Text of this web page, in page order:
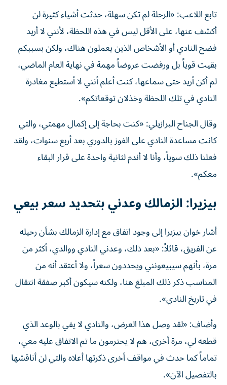
تابع اللاعب: «الرحلة لم تكن سهلة، حدثت أشياء كثيرة لن
أكشف عنها، على الأقل ليس في هذه اللحظة، لأنني لا أريد
فضح النادي أو الأشخاص الذين يعملون هناك، ولكن بسببكم
بقيت قوياً بل ورفضت عروضاً مهمة في نهاية العام الماضي،
لم أكن أريد حتى سماعها، كنت أعلم أنني لا أستطيع مغادرة
النادي في تلك اللحظة وخذلان توقعاتكم».
وقال الجناح البرازيلي: «كنت بحاجة إلى إكمال مهمتي، والتي
كانت مساعدة النادي على الفوز بالدوري بعد أربع سنوات، ولقد
فعلنا ذلك سوياً، وأنا لا أندم لثانية واحدة على قرار البقاء
معكم».
بيزيرا: الزمالك وعدني بتحديد سعر بيعي
أشار خوان بيزيرا إلى وجود اتفاق مع إدارة الزمالك بشأن رحيله
عن الفريق، قائلاً: «بعد ذلك، وعدني النادي ووالدي، أكثر من
مرة، بأنهم سيبيعونني ويحددون سعراً، ولا أعتقد أنه من
المناسب ذكر ذلك المبلغ هنا، ولكنه سيكون أكبر صفقة انتقال
في تاريخ النادي».
وأضاف: «لقد وصل هذا العرض، والنادي لا يفي بالوعد الذي
قطعه لي، مرة أخرى، هم لا يحترمون ما تم الاتفاق عليه معي،
تماماً كما حدث في مواقف أخرى ذكرتها أعلاه والتي لن أناقشها
بالتفصيل الآن».